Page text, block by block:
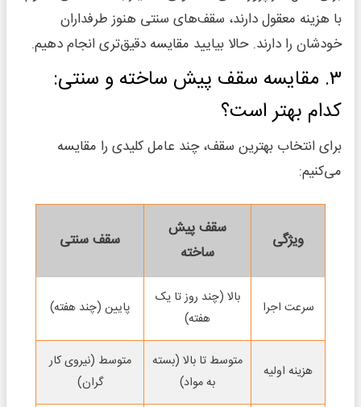
با هزینه معقول دارند، سقف‌های سنتی هنوز طرفداران
خودشان را دارند. حالا بیایید مقایسه دقیق‌تری انجام دهیم.
۳. مقایسه سقف پیش ساخته و سنتی:
کدام بهتر است؟
برای انتخاب بهترین سقف، چند عامل کلیدی را مقایسه
می‌کنیم:
ویژگی
سقف پیش
ساخته
سقف سنتی
سرعت اجرا
بالا (چند روز تا یک
هفته)
پایین (چند هفته)
هزینه اولیه
متوسط تا بالا (بسته
به مواد)
متوسط (نیروی کار
گران)